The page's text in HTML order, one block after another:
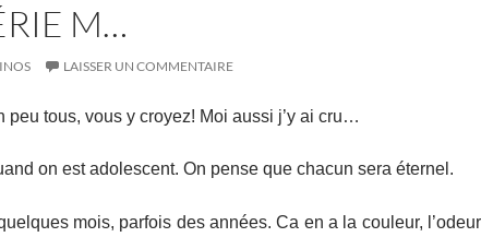
M…
LAISSER UN COMMENTAIRE
peu tous, vous y croyez! Moi aussi j’y ai cru…
on est adolescent. On pense que chacun sera éternel.
mois, parfois des années. Ca en a la couleur,